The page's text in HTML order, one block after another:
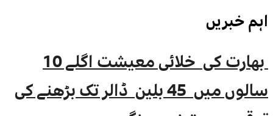
اہم خبریں
بھارت کی خلائی معیشت اگلے 10
سالوں میں 45 بلین ڈالر تک بڑھنے کی